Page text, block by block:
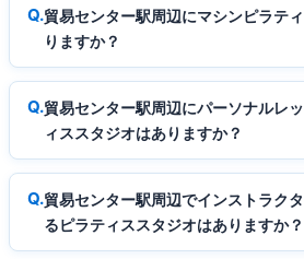
貿易センター駅周辺にマシンピラテ
りますか？
貿易センター駅周辺にパーソナルレ
ィススタジオはありますか？
貿易センター駅周辺でインストラク
るピラティススタジオはありますか？